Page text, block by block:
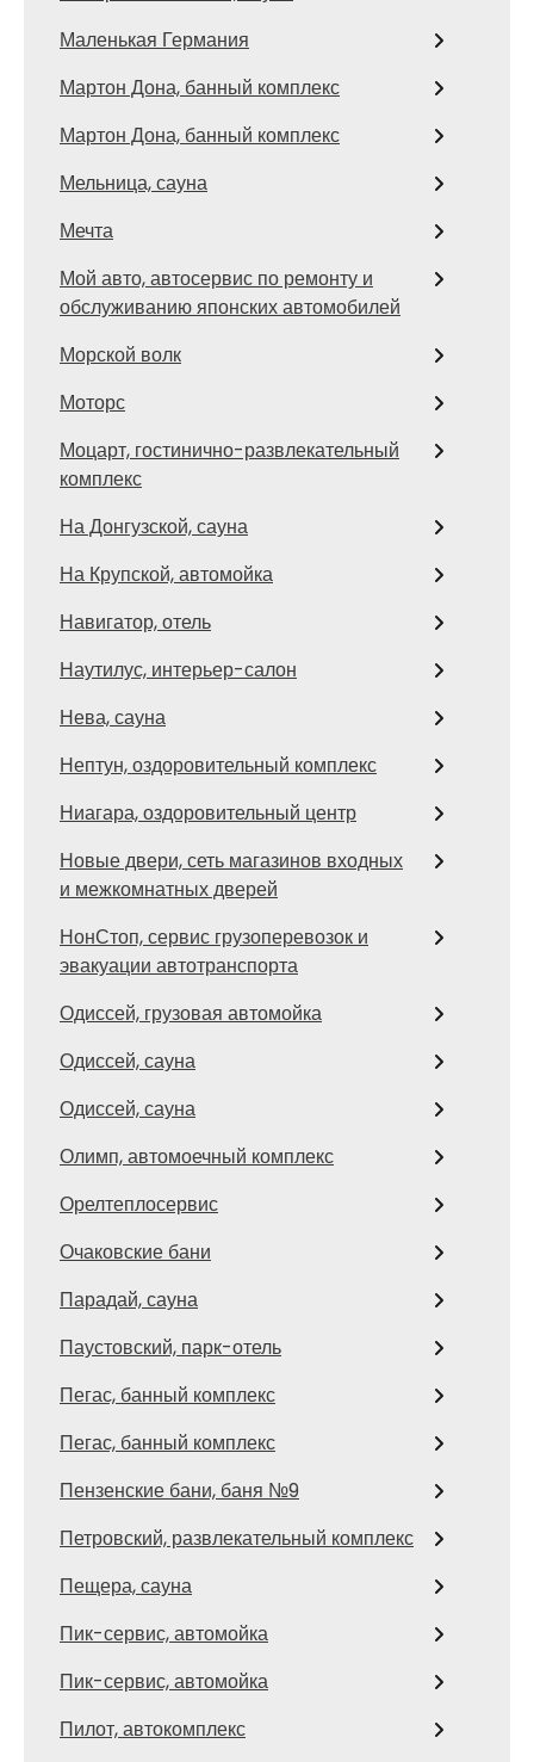
Маленькая Германия
Мартон Дона, банный комплекс
Мартон Дона, банный комплекс
Мельница, сауна
Мечта
Мой авто, автосервис по ремонту и
обслуживанию японских автомобилей
Морской волк
Моторс
Моцарт, гостинично-развлекательный
комплекс
На Донгузской, сауна
На Крупской, автомойка
Навигатор, отель
Наутилус, интерьер-салон
Нева, сауна
Нептун, оздоровительный комплекс
Ниагара, оздоровительный центр
Новые двери, сеть магазинов входных
и межкомнатных дверей
НонСтоп, сервис грузоперевозок и
эвакуации автотранспорта
Одиссей, грузовая автомойка
Одиссей, сауна
Одиссей, сауна
Олимп, автомоечный комплекс
Орелтеплосервис
Очаковские бани
Парадай, сауна
Паустовский, парк-отель
Пегас, банный комплекс
Пегас, банный комплекс
Пензенские бани, баня №9
Петровский, развлекательный комплекс
Пещера, сауна
Пик-сервис, автомойка
Пик-сервис, автомойка
Пилот, автокомплекс